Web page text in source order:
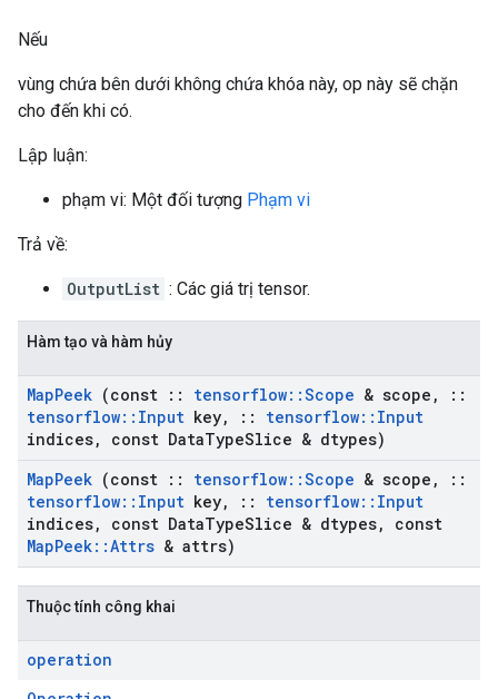
Nếu
vùng chứa bên dưới không chứa khóa này, op này sẽ chặn
cho đến khi có.
Lập luận:
phạm vi: Một đối tượng Phạm vi
Trả về:
OutputList : Các giá trị tensor.
Hàm tạo và hàm hủy
MapPeek (const :: tensorflow::Scope & scope ,
::
tensorflow:: Input key, :: tensorflow:: Input
indices, const DataTypeSlice & dtypes)
MapPeek (const :: tensorflow::Scope & scope ,
::
tensorflow:: Input key, :: tensorflow:: Input
indices, const DataTypeSlice & dtypes,
const
MapPeek::Attrs & attrs)
Thuộc tính công khai
operation